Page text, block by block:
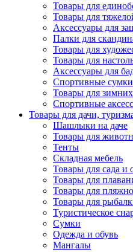
Товары для
Товары для
Аксессуары для
Палки для
Товары для
Товары для
Аксессуары для
Спортивные сумки
Товары для
Спортивные
Товары для дачи,
Шашлыки на даче
Товары для
Тенты
Складная мебель
Товары для сада и
Товары для
Товары для
Товары для
Туристическое
Сумки
Одежда и обувь
Мангалы